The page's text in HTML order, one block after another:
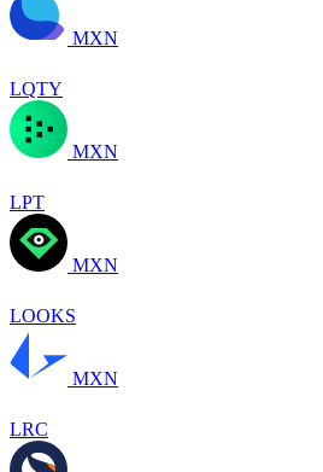
MXN
LQTY
MXN
LPT
MXN
LOOKS
MXN
LRC